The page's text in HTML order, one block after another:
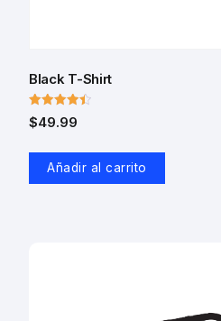
Black T-Shirt
Valorado
con
$49.99
Añadir al carrito